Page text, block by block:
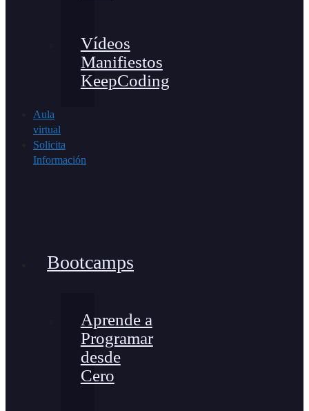
Vídeos
Manifiestos
KeepCoding
Aula
virtual
Solicita
Información
Bootcamps
Aprende a
Programar
desde
Cero